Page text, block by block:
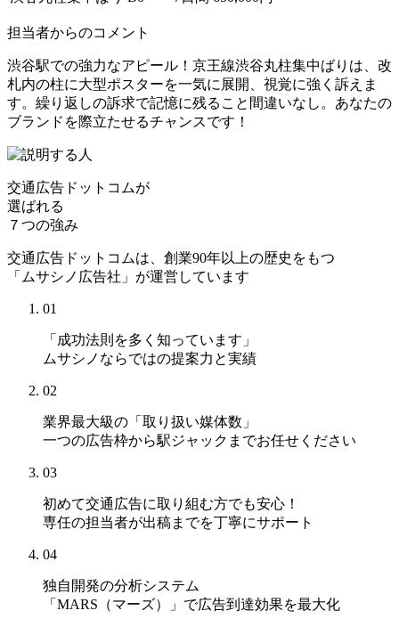
担当者からのコメント
渋谷駅での強力なアピール！京王線渋谷丸柱集中ばりは、改
札内の柱に大型ポスターを一気に展開、視覚に強く訴えま
す。繰り返しの訴求で記憶に残ること間違いなし。あなたの
ブランドを際立たせるチャンスです！
交通広告ドットコムが
選ばれる
７つの強み
交通広告ドットコムは、創業90年以上の歴史をもつ
「ムサシノ広告社」が運営しています
01
「成功法則を多く知っています」
ムサシノならではの提案力と実績
02
業界最大級の「取り扱い媒体数」
一つの広告枠から駅ジャックまでお任せください
03
初めて交通広告に取り組む方でも安心！
専任の担当者が出稿までを丁寧にサポート
04
独自開発の分析システム
「MARS（マーズ）」 で広告到達効果を最大化